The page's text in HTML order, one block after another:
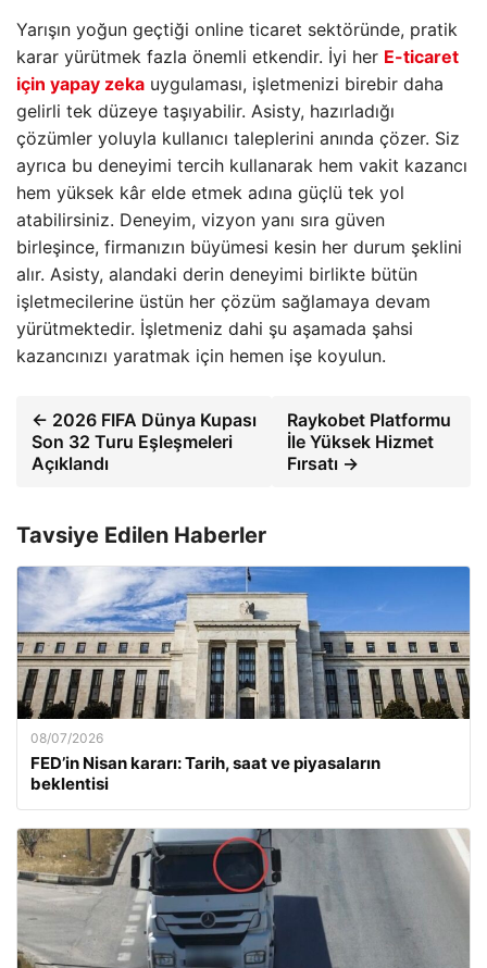
Yarışın yoğun geçtiği online ticaret sektöründe, pratik
karar yürütmek fazla önemli etkendir. İyi her E-ticaret
için yapay zeka uygulaması, işletmenizi birebir daha
gelirli tek düzeye taşıyabilir. Asisty, hazırladığı
çözümler yoluyla kullanıcı taleplerini anında çözer. Siz
ayrıca bu deneyimi tercih kullanarak hem vakit kazancı
hem yüksek kâr elde etmek adına güçlü tek yol
atabilirsiniz. Deneyim, vizyon yanı sıra güven
birleşince, firmanızın büyümesi kesin her durum şeklini
alır. Asisty, alandaki derin deneyimi birlikte bütün
işletmecilerine üstün her çözüm sağlamaya devam
yürütmektedir. İşletmeniz dahi şu aşamada şahsi
kazancınızı yaratmak için hemen işe koyulun.
← 2026 FIFA Dünya Kupası
Son 32 Turu Eşleşmeleri
Açıklandı
Raykobet Platformu
İle Yüksek Hizmet
Fırsatı →
Tavsiye Edilen Haberler
08/07/2026
FED’in Nisan kararı: Tarih, saat ve piyasaların
beklentisi